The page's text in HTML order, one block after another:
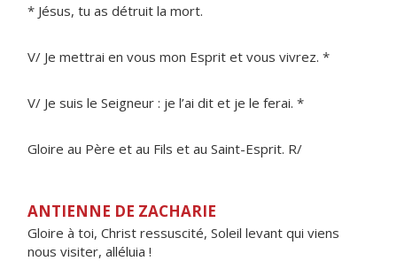
* Jésus, tu as détruit la mort.
V/ Je mettrai en vous mon Esprit et vous vivrez. *
V/ Je suis le Seigneur : je l’ai dit et je le ferai. *
Gloire au Père et au Fils et au Saint-Esprit. R/
ANTIENNE DE ZACHARIE
Gloire à toi, Christ ressuscité, Soleil levant qui viens
nous visiter, alléluia !